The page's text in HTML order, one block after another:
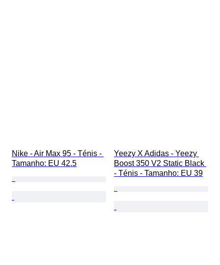
Nike - Air Max 95 - Ténis -
Tamanho: EU 42.5
Yeezy X Adidas - Yeezy
Boost 350 V2 Static Black
- Ténis - Tamanho: EU 39